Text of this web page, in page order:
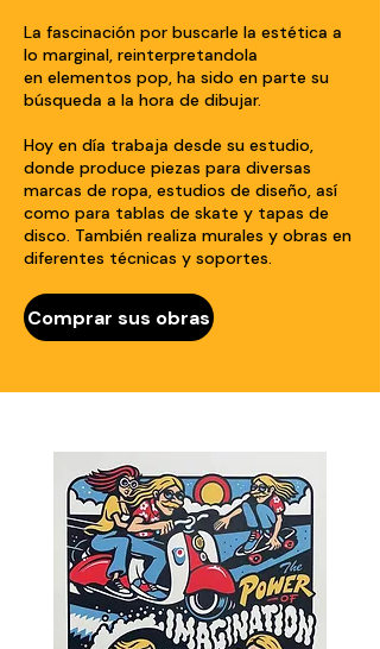
La fascinación por buscarle la estética a
lo marginal, reinterpretandola
en elementos pop, ha sido en parte su
búsqueda a la hora de dibujar.
Hoy en día trabaja desde su estudio,
donde produce piezas para diversas
marcas de ropa, estudios de diseño, así
como para tablas de skate y tapas de
disco. También realiza murales y obras en
diferentes técnicas y soportes.
Comprar sus obras